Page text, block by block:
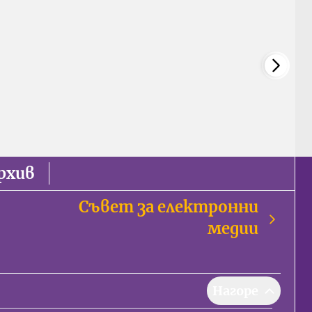
Съвет за електронни
медии